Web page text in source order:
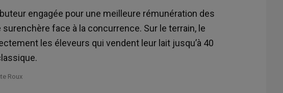
engagée pour une meilleure rémunération des
face à la concurrence. Sur le terrain, le
les éleveurs qui vendent leur lait jusqu’à 40
Roux